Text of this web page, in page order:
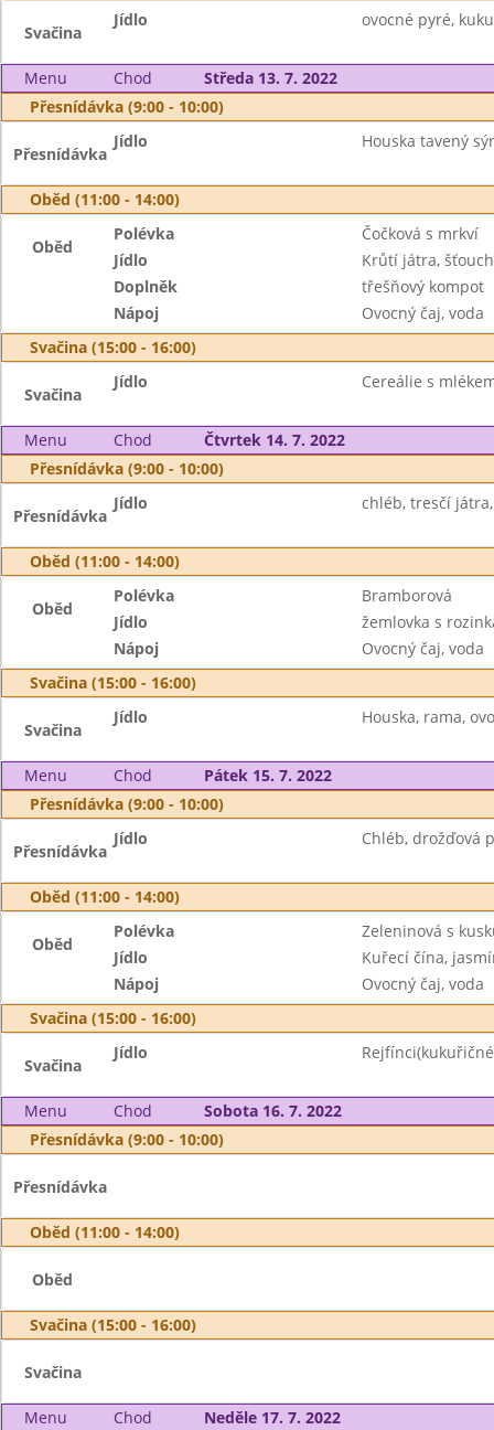
Svačina
Jídlo ovocné pyré,
Menu Chod
Středa 13. 7. 2022
Přesnídávka (9:00 - 10:00)
Přesnídávka
Jídlo Houska tavený
Oběd (11:00 - 14:00)
Oběd
Polévka
Čočková s mrkví
Jídlo
Krůtí játra,
Doplněk
třešňový kompot
Nápoj
Ovocný čaj, voda
Svačina (15:00 - 16:00)
Svačina
Jídlo Cereálie s
Menu Chod
Čtvrtek 14. 7. 2022
Přesnídávka (9:00 - 10:00)
Přesnídávka
Jídlo chléb, tresčí
Oběd (11:00 - 14:00)
Oběd
Polévka
Bramborová
Jídlo
žemlovka s
Nápoj
Ovocný čaj, voda
Svačina (15:00 - 16:00)
Svačina
Jídlo Houska, rama,
Menu Chod
Pátek 15. 7. 2022
Přesnídávka (9:00 - 10:00)
Přesnídávka
Jídlo Chléb, drožďová
Oběd (11:00 - 14:00)
Oběd
Polévka
Zeleninová s
Jídlo
Kuřecí čína,
Nápoj
Ovocný čaj, voda
Svačina (15:00 - 16:00)
Svačina
Jídlo
Menu Chod
Sobota 16. 7. 2022
Přesnídávka (9:00 - 10:00)
Přesnídávka
Oběd (11:00 - 14:00)
Oběd
Svačina (15:00 - 16:00)
Svačina
Menu Chod Neděle 17. 7. 2022